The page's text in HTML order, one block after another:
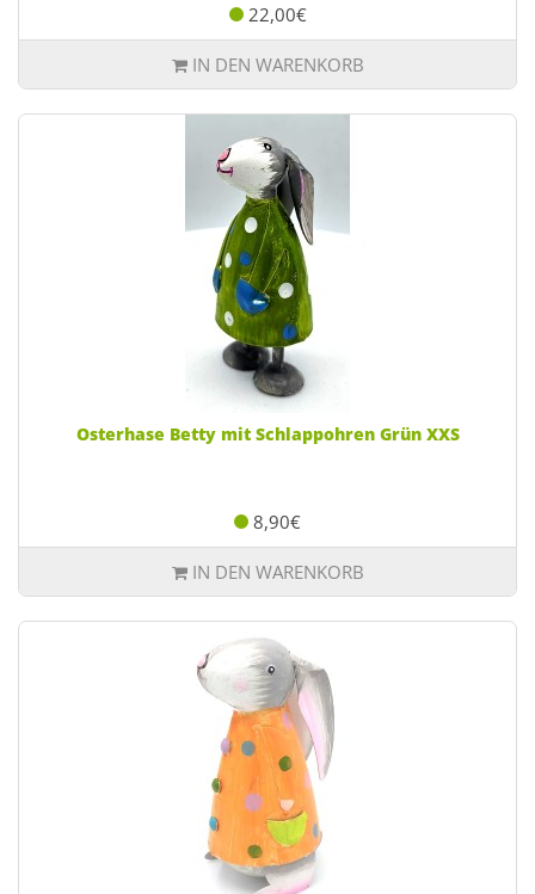
22,00€
IN DEN WARENKORB
Osterhase Betty mit Schlappohren Grün XXS
8,90€
IN DEN WARENKORB